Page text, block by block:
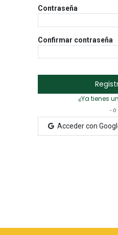
Contraseña
Confirmar contraseña
¿Ya tienes
- o
Acceder con